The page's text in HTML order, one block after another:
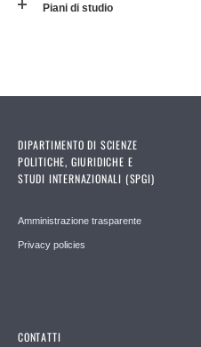
Piani di studio
DIPARTIMENTO DI SCIENZE
POLITICHE, GIURIDICHE E
STUDI INTERNAZIONALI (SPGI)
Amministrazione trasparente
Privacy policies
CONTATTI